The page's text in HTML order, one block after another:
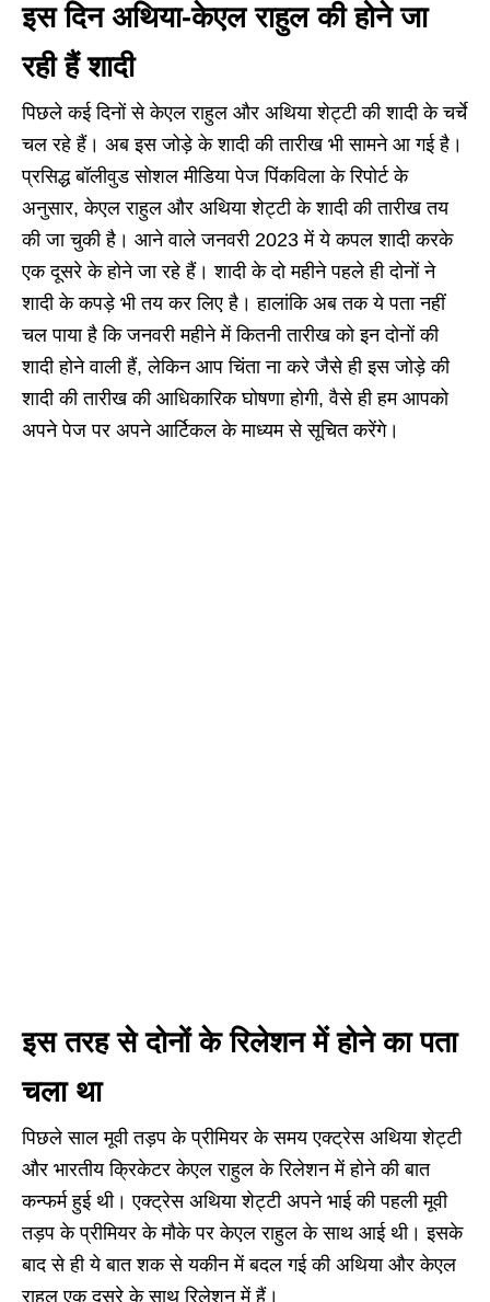
इस दिन अथिया-केएल राहुल की होने जा
रही हैं शादी
पिछले कई दिनों से केएल राहुल और अथिया शेट्टी की शादी के चर्चे
चल रहे हैं। अब इस जोड़े के शादी की तारीख भी सामने आ गई है।
प्रसिद्ध बॉलीवुड सोशल मीडिया पेज पिंकविला के रिपोर्ट के
अनुसार, केएल राहुल और अथिया शेट्टी के शादी की तारीख तय
की जा चुकी है। आने वाले जनवरी 2023 में ये कपल शादी करके
एक दूसरे के होने जा रहे हैं। शादी के दो महीने पहले ही दोनों ने
शादी के कपड़े भी तय कर लिए है। हालांकि अब तक ये पता नहीं
चल पाया है कि जनवरी महीने में कितनी तारीख को इन दोनों की
शादी होने वाली हैं, लेकिन आप चिंता ना करे जैसे ही इस जोड़े की
शादी की तारीख की आधिकारिक घोषणा होगी, वैसे ही हम आपको
अपने पेज पर अपने आर्टिकल के माध्यम से सूचित करेंगे।
इस तरह से दोनों के रिलेशन में होने का पता
चला था
पिछले साल मूवी तड़प के प्रीमियर के समय एक्ट्रेस अथिया शेट्टी
और भारतीय क्रिकेटर केएल राहुल के रिलेशन में होने की बात
कन्फर्म हुई थी। एक्ट्रेस अथिया शेट्टी अपने भाई की पहली मूवी
तड़प के प्रीमियर के मौके पर केएल राहुल के साथ आई थी। इसके
बाद से ही ये बात शक से यकीन में बदल गई की अथिया और केएल
राहुल एक दूसरे के साथ रिलेशन में हैं।